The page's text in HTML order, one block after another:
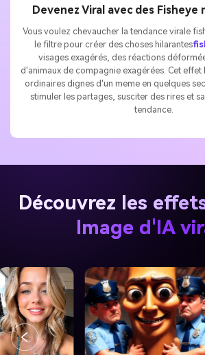
Devenez Viral avec des Fisheye
Vous voulez chevaucher la tendance virale
le filtre pour créer des choses hilarantes
visages exagérés, des réactions
d'animaux de compagnie exagérées. Cet
ordinaires dignes d'un meme en quelques
stimuler les partages, susciter des rires et
tendance.
Découvrez les
Image d'IA